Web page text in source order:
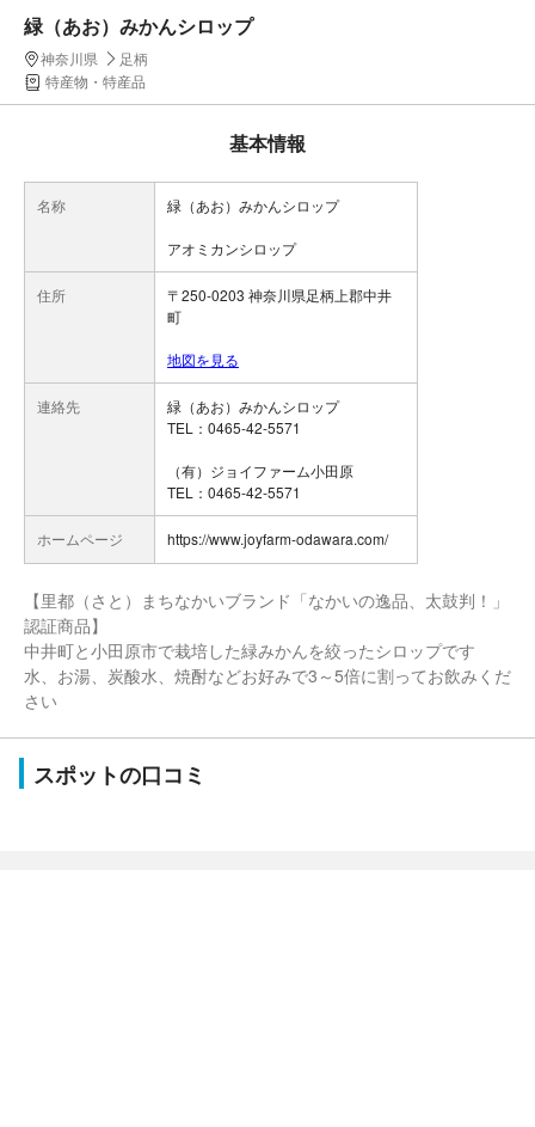
緑（あお）みかんシロップ
神奈川県
足柄
特産物・特産品
基本情報
名称 緑（あお）みかんシロップ
アオミカンシロップ
住所
〒250-0203 神奈川県足柄上郡中井
町
地図を見る
連絡先
緑（あお）みかんシロップ
TEL：0465-42-5571
（有）ジョイファーム小田原
TEL：0465-42-5571
ホームページ https://www.joyfarm-odawara.com/
【里都（さと）まちなかいブランド「なかいの逸品、太鼓判！」
認証商品】
中井町と小田原市で栽培した緑みかんを絞ったシロップです
水、お湯、炭酸水、焼酎などお好みで3～5倍に割ってお飲みくだ
さい
スポットの口コミ